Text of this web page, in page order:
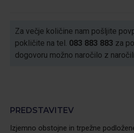
Za večje količine nam pošljite
pokličite na tel. 083 883 883 za
dogovoru možno naročilo z
PREDSTAVITEV
Izjemno obstojne in trpežne